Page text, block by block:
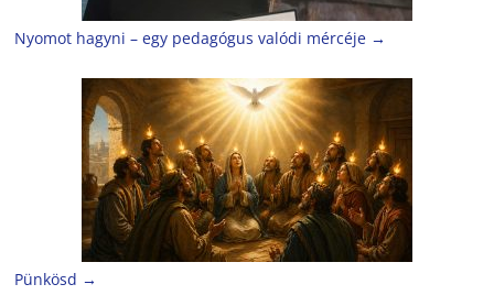
Nyomot hagyni – egy pedagógus valódi mércéje →
Pünkösd →